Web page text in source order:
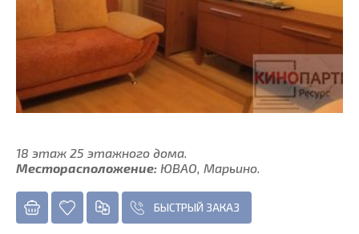
18 этаж 25 этажного дома.
Месторасположение: ЮВАО, Марьино.
БЫСТРЫЙ ЗАКАЗ